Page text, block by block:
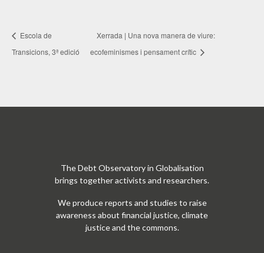
Escola de
Transicions, 3ª edició
Xerrada | Una nova manera de viure:
ecofeminismes i pensament crític
The Debt Observatory in Globalisation
brings together activists and researchers.
We produce reports and studies to raise
awareness about financial justice, climate
justice and the commons.